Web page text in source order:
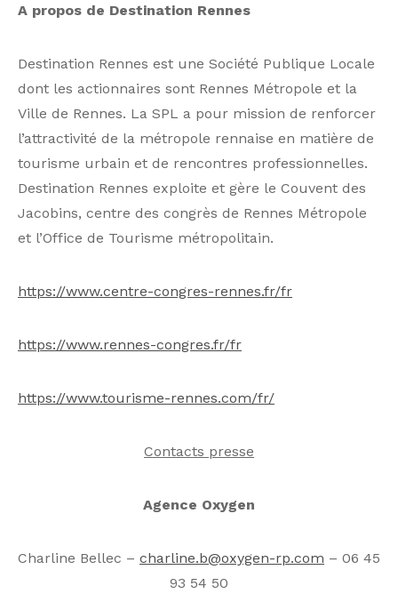
A propos de Destination Rennes
Destination Rennes est une Société Publique Locale
dont les actionnaires sont Rennes Métropole et la
Ville de Rennes. La SPL a pour mission de renforcer
l’attractivité de la métropole rennaise en matière de
tourisme urbain et de rencontres professionnelles.
Destination Rennes exploite et gère le Couvent des
Jacobins, centre des congrès de Rennes Métropole
et l’Office de Tourisme métropolitain.
https://www.centre-congres-rennes.fr/fr
https://www.rennes-congres.fr/fr
https://www.tourisme-rennes.com/fr/
Contacts presse
Agence Oxygen
Charline Bellec – charline.b@oxygen-rp.com – 06 45
93 54 50